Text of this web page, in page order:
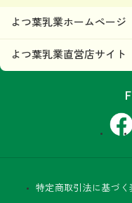
よつ葉乳業ホームページ
よつ葉乳業直営店サイト
特定商取引法に基づく